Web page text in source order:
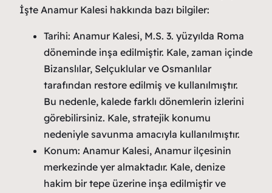
İşte Anamur Kalesi hakkında bazı bilgiler:
Tarihi: Anamur Kalesi, M.S. 3. yüzyılda Roma
döneminde inşa edilmiştir. Kale, zaman içinde
Bizanslılar, Selçuklular ve Osmanlılar
tarafından restore edilmiş ve kullanılmıştır.
Bu nedenle, kalede farklı dönemlerin izlerini
görebilirsiniz. Kale, stratejik konumu
nedeniyle savunma amacıyla kullanılmıştır.
Konum: Anamur Kalesi, Anamur ilçesinin
merkezinde yer almaktadır. Kale, denize
hakim bir tepe üzerine inşa edilmiştir ve